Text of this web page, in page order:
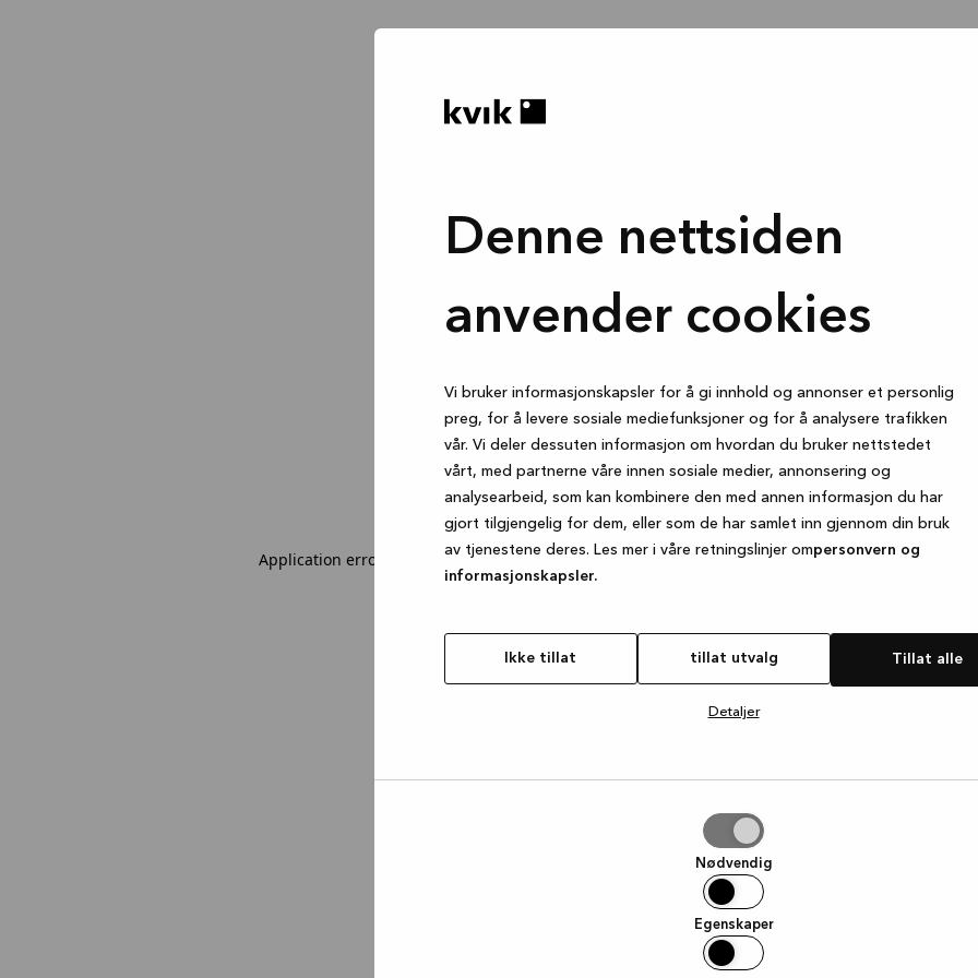
Denne nettsiden
anvender cookies
Vi bruker informasjonskapsler for å gi innhold og annonser et personlig
preg, for å levere sosiale mediefunksjoner og for å analysere trafikken
vår. Vi deler dessuten informasjon om hvordan du bruker nettstedet
vårt, med partnerne våre innen sosiale medier, annonsering og
analysearbeid, som kan kombinere den med annen informasjon du har
gjort tilgjengelig for dem, eller som de har samlet inn gjennom din bruk
av tjenestene deres. Les mer i våre retningslinjer ompersonvern og
informasjonskapsler.
Ikke tillat tillat utvalg Tillat alle
Detaljer
Nødvendig
Egenskaper
Application error: a client-side exception has occurred while loadingwww.kvik.no (see the